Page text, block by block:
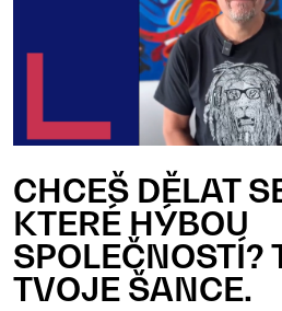
CHCEŠ DĚLAT
KTERÉ HÝBOU
SPOLEČNOSTÍ?
TVOJE ŠANCE.